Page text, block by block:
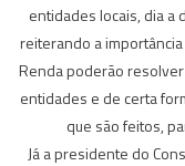
entidades locais, dia a
reiterando a
Renda poderão
entidades e de certa
que são feitos,
Já a presidente do